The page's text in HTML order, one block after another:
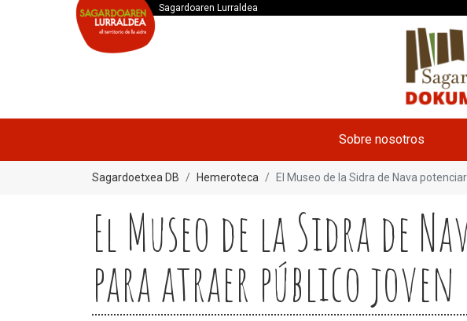
Sagardoaren Lurraldea
Sobre nosotros
Sagardoetxea DB Hemeroteca El Museo de la Sidra de Nava
El Museo de la Sidra de
para atraer público joven